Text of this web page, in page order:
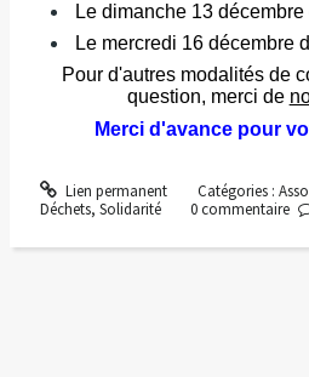
Le dimanche 13
Le mercredi 16 décembre
Pour d'autres modalités de
question, merci de
Merci d'avance pour
Lien permanent Catégories :
Déchets, Solidarité 0commentaire